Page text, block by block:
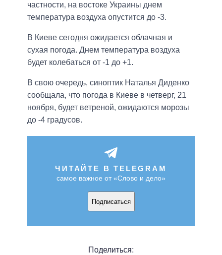
частности, на востоке Украины днем
температура воздуха опустится до -3.
В Киеве сегодня ожидается облачная и
сухая погода. Днем температура воздуха
будет колебаться от -1 до +1.
В свою очередь, синоптик Наталья Диденко
сообщала, что погода в Киеве в четверг, 21
ноября, будет ветреной, ожидаются морозы
до -4 градусов.
ЧИТАЙТЕ В TELEGRAM
самое важное от «Слово и дело»
Подписаться
Поделиться: